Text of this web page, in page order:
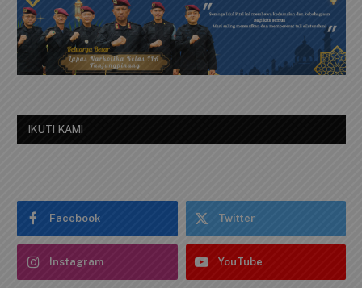
IKUTI KAMI
Facebook Twitter
Instagram YouTube